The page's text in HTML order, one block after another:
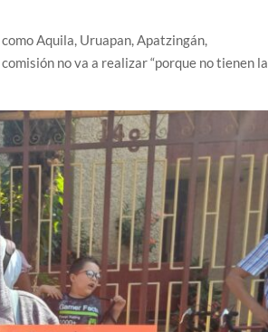
Aquila, Uruapan, Apatzingán,
no va a realizar “porque no tienen la